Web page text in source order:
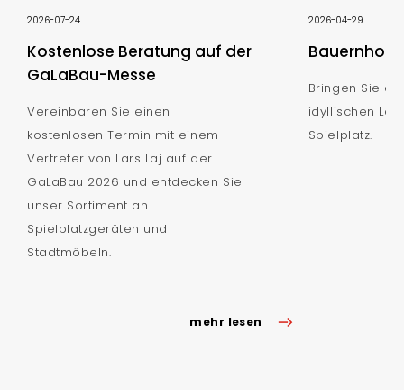
2026-07-24
Kostenlose Beratung auf der
GaLaBau-Messe
Vereinbaren Sie einen
kostenlosen Termin mit einem
Vertreter von Lars Laj auf der
GaLaBau 2026 und entdecken Sie
unser Sortiment an
Spielplatzgeräten und
Stadtmöbeln.
mehr lesen
2026-04-29
Bauernhof
Bringen Sie
idyllischen
Spielplatz.